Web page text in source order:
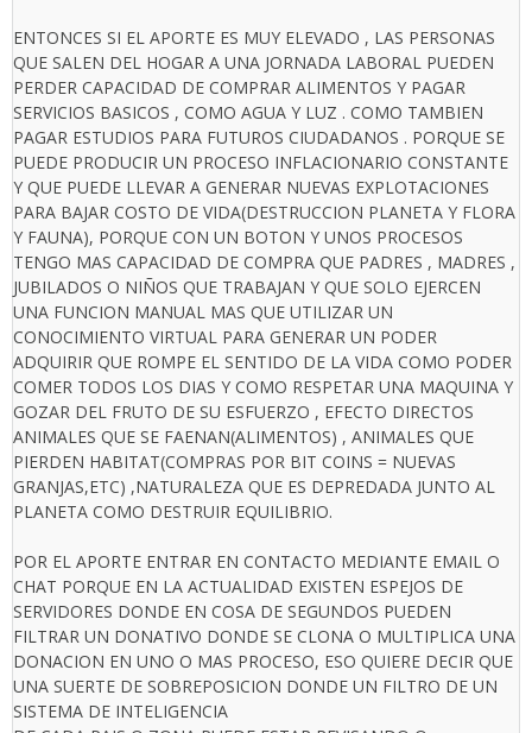
ENTONCES SI EL APORTE ES MUY ELEVADO , LAS PERSONAS
QUE SALEN DEL HOGAR A UNA JORNADA LABORAL PUEDEN
PERDER CAPACIDAD DE COMPRAR ALIMENTOS Y PAGAR
SERVICIOS BASICOS , COMO AGUA Y LUZ . COMO TAMBIEN
PAGAR ESTUDIOS PARA FUTUROS CIUDADANOS . PORQUE SE
PUEDE PRODUCIR UN PROCESO INFLACIONARIO CONSTANTE
Y QUE PUEDE LLEVAR A GENERAR NUEVAS EXPLOTACIONES
PARA BAJAR COSTO DE VIDA(DESTRUCCION PLANETA Y FLORA
Y FAUNA), PORQUE CON UN BOTON Y UNOS PROCESOS
TENGO MAS CAPACIDAD DE COMPRA QUE PADRES , MADRES ,
JUBILADOS O NIÑOS QUE TRABAJAN Y QUE SOLO EJERCEN
UNA FUNCION MANUAL MAS QUE UTILIZAR UN
CONOCIMIENTO VIRTUAL PARA GENERAR UN PODER
ADQUIRIR QUE ROMPE EL SENTIDO DE LA VIDA COMO PODER
COMER TODOS LOS DIAS Y COMO RESPETAR UNA MAQUINA Y
GOZAR DEL FRUTO DE SU ESFUERZO , EFECTO DIRECTOS
ANIMALES QUE SE FAENAN(ALIMENTOS) , ANIMALES QUE
PIERDEN HABITAT(COMPRAS POR BIT COINS = NUEVAS
GRANJAS,ETC) ,NATURALEZA QUE ES DEPREDADA JUNTO AL
PLANETA COMO DESTRUIR EQUILIBRIO.
POR EL APORTE ENTRAR EN CONTACTO MEDIANTE EMAIL O
CHAT PORQUE EN LA ACTUALIDAD EXISTEN ESPEJOS DE
SERVIDORES DONDE EN COSA DE SEGUNDOS PUEDEN
FILTRAR UN DONATIVO DONDE SE CLONA O MULTIPLICA UNA
DONACION EN UNO O MAS PROCESO, ESO QUIERE DECIR QUE
UNA SUERTE DE SOBREPOSICION DONDE UN FILTRO DE UN
SISTEMA DE INTELIGENCIA